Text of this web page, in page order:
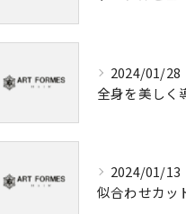
2024/01/28
2024/01/13
似合わせカッ